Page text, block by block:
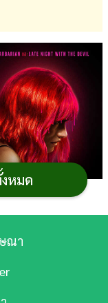
: เฟซบุ๊ก Night Edge
หมด
ณา